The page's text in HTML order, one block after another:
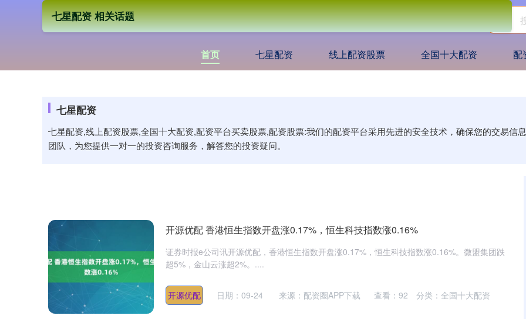
首页 七星配资 线上配资股票 全国十大配资 配
七星配资
七星配资,线上配资股票,全国十大配资,配资平台买卖股票,配资股票:我们的配资平台采用先进的安全技术，确保您的交易信
团队，为您提供一对一的投资咨询服务，解答您的投资疑问。
七星配资 相关话题
开源优配 香港恒生指数开盘涨0.17%，恒生科技指数涨0.16%
证券时报e公司讯开源优配，香港恒生指数开盘涨0.17%，恒生科技指数涨0.16%。微盟集团跌
超5%，金山云涨超2%。....
开源优配 日期：09-24 来源：配资圈APP下载 查看： 92 分类： 全国十大配资